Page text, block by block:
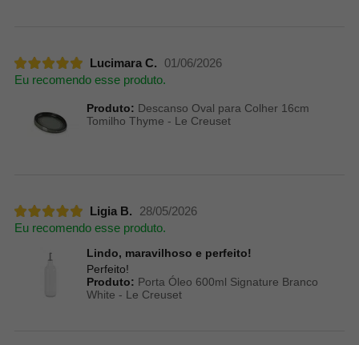
Lucimara C.
01/06/2026
Eu recomendo esse produto.
Produto: Descanso Oval para Colher 16cm
Tomilho Thyme - Le Creuset
Ligia B.
28/05/2026
Eu recomendo esse produto.
Lindo, maravilhoso e perfeito!
Perfeito!
Produto: Porta Óleo 600ml Signature Branco
White - Le Creuset